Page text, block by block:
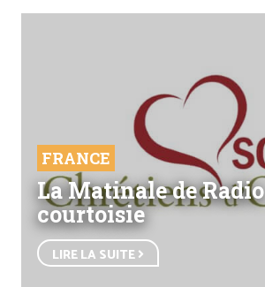
FRANCE
La Matinale de Radio
courtoisie
LIRE LA SUITE